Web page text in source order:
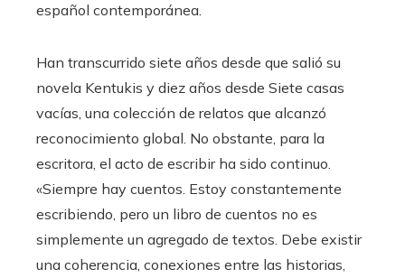
español contemporánea.
Han transcurrido siete años desde que salió su
novela Kentukis y diez años desde Siete casas
vacías, una colección de relatos que alcanzó
reconocimiento global. No obstante, para la
escritora, el acto de escribir ha sido continuo.
«Siempre hay cuentos. Estoy constantemente
escribiendo, pero un libro de cuentos no es
simplemente un agregado de textos. Debe existir
una coherencia, conexiones entre las historias,